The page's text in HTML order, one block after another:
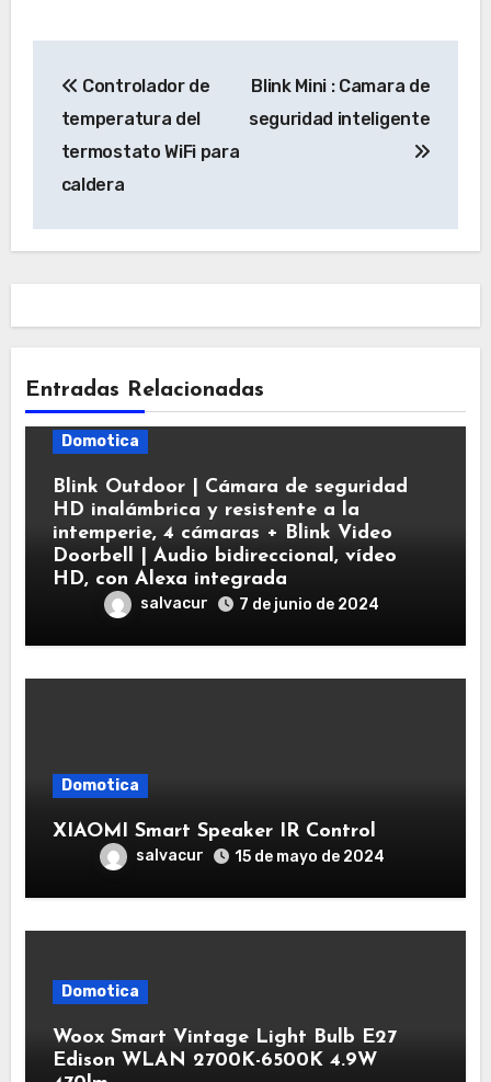
de
entradas
Controlador de
temperatura del
termostato WiFi para
caldera
Blink Mini : Camara de
seguridad inteligente
Entradas Relacionadas
Domotica
Blink Outdoor | Cámara de seguridad
HD inalámbrica y resistente a la
intemperie, 4 cámaras + Blink Video
Doorbell | Audio bidireccional, vídeo
HD, con Alexa integrada
salvacur 7 de junio de 2024
Domotica
XIAOMI Smart Speaker IR Control
salvacur 15 de mayo de 2024
Domotica
Woox Smart Vintage Light Bulb E27
Edison WLAN 2700K-6500K 4.9W